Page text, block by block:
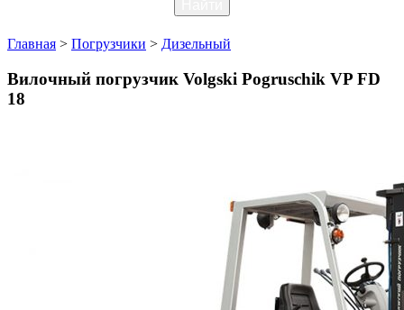
Главная > Погрузчики > Дизельный
Вилочный погрузчик Volgski Pogruschik VP FD
18